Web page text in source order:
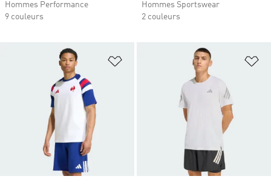
Hommes Performance
9 couleurs
Hommes Sportswear
2 couleurs
Ajouter à la Liste de produits